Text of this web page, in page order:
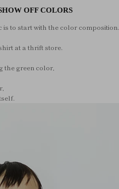
OFF COLORS
to start with the color composition.
at a thrift store.
the green color,